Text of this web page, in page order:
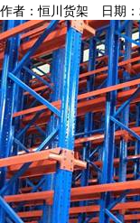
作者：恒川货架 日期